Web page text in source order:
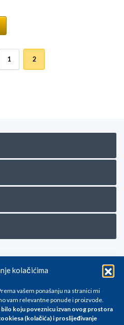
kolačićima
vašem ponašanju na stranici mi
vam relevantne ponude i proizvode.
koju poveznicu izvan ovog prostora
(kolačića) i proslijeđivanje
1 2
obratite nam se na
karaktera i podložne su